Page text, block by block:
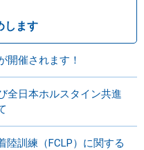
します
開催されます！
全日本ホルスタイン共進
陸訓練（FCLP）に関する